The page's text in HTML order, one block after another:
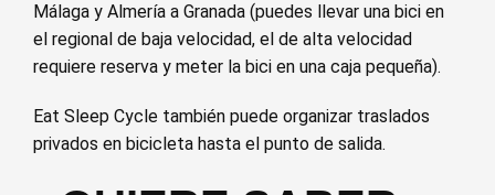
Málaga y Almería a Granada (puedes llevar una bici en
el regional de baja velocidad, el de alta velocidad
requiere reserva y meter la bici en una caja pequeña).
Eat Sleep Cycle también puede organizar traslados
privados en bicicleta hasta el punto de salida.